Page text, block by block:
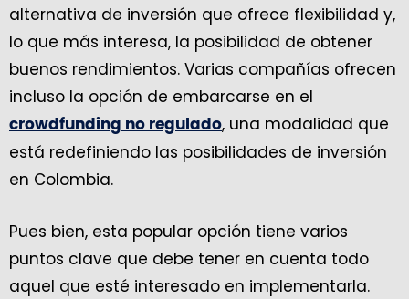
alternativa de inversión que ofrece flexibilidad y,
lo que más interesa, la posibilidad de obtener
buenos rendimientos. Varias compañías ofrecen
incluso la opción de embarcarse en el
crowdfunding no regulado, una modalidad que
está redefiniendo las posibilidades de inversión
en Colombia.
Pues bien, esta popular opción tiene varios
puntos clave que debe tener en cuenta todo
aquel que esté interesado en implementarla.